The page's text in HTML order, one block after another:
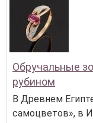
Обручальные
рубином
В Древнем
самоцветов», в